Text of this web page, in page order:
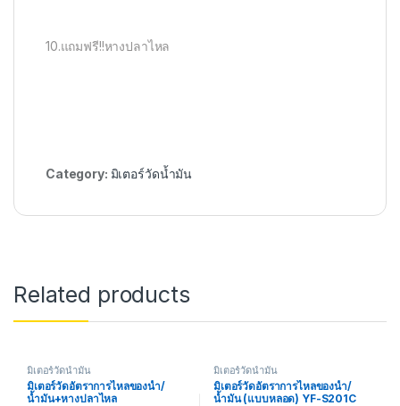
10.แถมฟรี!!หางปลาไหล
Category: มิเตอร์วัดน้ำมัน
Related products
มิเตอร์วัดน้ำมัน
มิเตอร์วัดอัตราการไหลของน้ำ/
น้ำมัน+หางปลาไหล
มิเตอร์วัดน้ำมัน
มิเตอร์วัดอัตราการไหลของน้ำ/
น้ำมัน (แบบหลอด) YF-S201C